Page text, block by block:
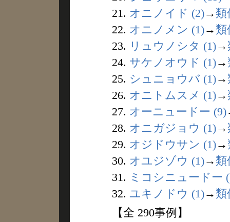
21. オニノイド (2)→ 類
22. オニノメン (1)→ 類
23. リュウノシタ (1)→
24. サケノオウド (1)→
25. シュニョウバ (1)→
26. オニトムスメ (1)→
27. オーニュードー (9)
28. オニガジョウ (1)→
29. オジドウサン (1)→
30. オユジゾウ (1)→ 類
31. ミコシニュードー
32. ユキノドウ (1)→ 類
【全 290事例】